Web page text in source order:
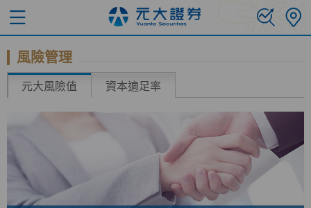
風險管理
元大風險值 資本適足率